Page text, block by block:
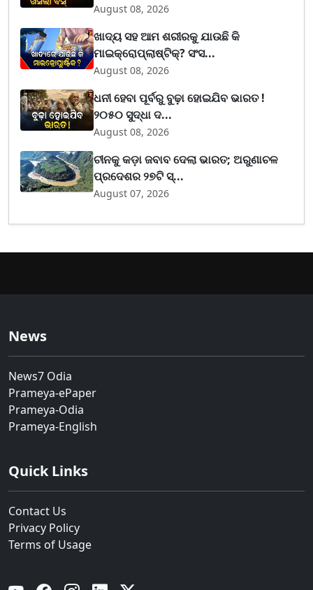
August 08, 2026
ଖାଦ୍ୟ ସହ ଆମ ଶରୀରକୁ ଯାଉଛି କି
ମାଇକ୍ରୋପ୍ଲାଷ୍ଟିକ୍? ସଂସ...
August 08, 2026
ଧନୀ ହେବା ପୂର୍ବରୁ ବୁଢ଼ା ହୋଇଯିବ ଭାରତ !
୨୦୫୦ ସୁଦ୍ଧା ଦ...
August 08, 2026
ଚୀନକୁ କଡ଼ା ଜବାବ ଦେଲା ଭାରତ; ଅରୁଣାଚଳ
ପ୍ରଦେଶର ୨୭ଟି ସ୍...
August 07, 2026
News
News7 Odia
Prameya-ePaper
Prameya-Odia
Prameya-English
Quick Links
Contact Us
Privacy Policy
Terms of Usage
YouTube Facebook Instagram Linkedin